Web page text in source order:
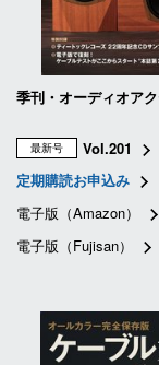
季刊・オーディオア
最新号
Vol.201
定期購読お申込み
電子版（Amazon）
電子版（Fujisan）